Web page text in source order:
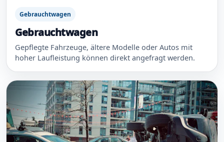
Gebrauchtwagen
Gebrauchtwagen
Gepflegte Fahrzeuge, ältere Modelle oder Autos mit
hoher Laufleistung können direkt angefragt werden.